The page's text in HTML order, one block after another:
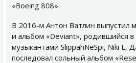
«Boeing 808».
В 2016-м Антон Ватлин выпустил
и альбом «Deviant», родившийся в
музыкантами SlippahNeSpi, Niki L,
последовал сольный альбом